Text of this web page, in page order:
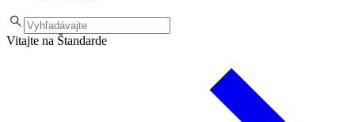
Vitajte na Štandarde